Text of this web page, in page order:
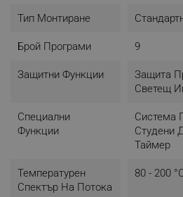
- LED дисплей
- Подвижен контейнер с
- Таймер: до 60 минути
- Светлинен инидикатор
- Неплъзгащи се крачета
- Защита от прегряване
- Лек и компактен дизайн
Дължина: 32 см
Ширина: 25 см
Тип Монтиране
Брой Програми 9
Защитни Функции
Защита
Светещ
Специални
Функции
Система
Студени
Таймер
Температурен
Спектър На Потока
80 - 200